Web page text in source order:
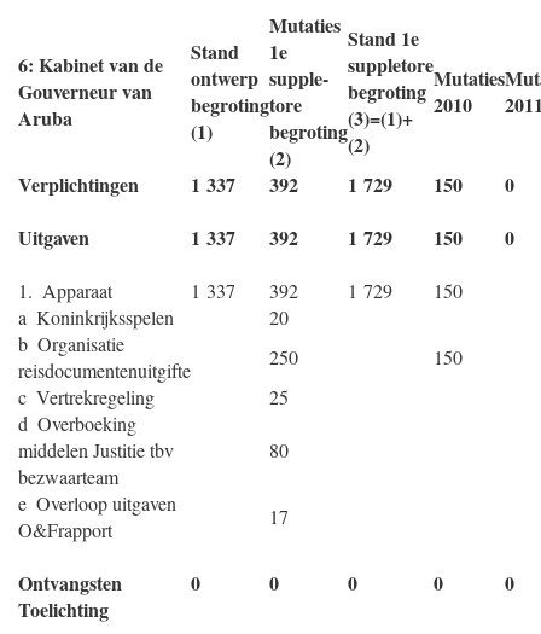
6: Kabinet van de
Gouverneur van
Aruba
Stand
ontwerp
begroting
(1)
Mutaties
1e
supple-
tore
begroting
(2)
Stand 1e
suppletore
begroting
(3)=(1)+
(2)
Mutaties
2010
Verplichtingen 1 337 392 1 729 150
0
Uitgaven
1 337 392 1 729 150 0
1. Apparaat 1 337 392 1 729
150
a Koninkrijksspelen
20
b Organisatie
reisdocumentenuitgifte
250
150
c Vertrekregeling
25
d Overboeking
middelen Justitie tbv
bezwaarteam
80
e Overloop uitgaven
O&Frapport
17
Ontvangsten 0 0 0 0
0
Toelichting